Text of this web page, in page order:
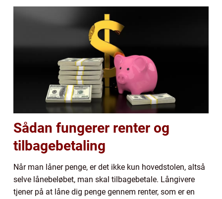
Sådan fungerer renter og
tilbagebetaling
Når man låner penge, er det ikke kun hovedstolen, altså
selve lånebeløbet, man skal tilbagebetale. Långivere
tjener på at låne dig penge gennem renter, som er en